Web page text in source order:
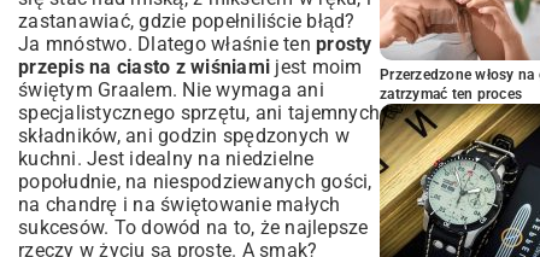
Mąka, cukier, jajka – podstawy
Sekret puszystego ciasta
Prosty przepis na ciasto z wiśniami –
instrukcja krok po kroku
Przygotowanie ciasta
Układanie wiśni
Czas i temperatura pieczenia
Jak sprawdzić, czy ciasto jest gotowe?
Wariacje na temat prostego ciasta z
zastanawiać, gdzie popełniliście błąd?
Ja mnóstwo. Dlatego właśnie ten prosty
przepis na ciasto z wiśniami jest moim
świętym Graalem. Nie wymaga ani
specjalistycznego sprzętu, ani tajemnych
składników, ani godzin spędzonych w
kuchni. Jest idealny na niedzielne
popołudnie, na niespodziewanych gości,
na chandrę i na świętowanie małych
sukcesów. To dowód na to, że najlepsze
rzeczy w życiu są proste. A smak?
Przerzedzone włosy
zatrzymać ten proces